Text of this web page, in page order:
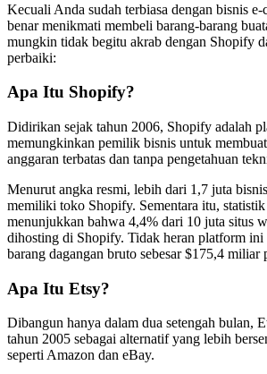
Kecuali Anda sudah terbiasa dengan bisnis e-
benar menikmati membeli barang-barang
mungkin tidak begitu akrab dengan Shopify
perbaiki:
Apa Itu Shopify?
Didirikan sejak tahun 2006, Shopify adalah
memungkinkan pemilik bisnis untuk
anggaran terbatas dan tanpa pengetahuan
Menurut angka resmi, lebih dari 1,7 juta
memiliki toko Shopify. Sementara itu,
menunjukkan bahwa 4,4% dari 10 juta situs
dihosting di Shopify. Tidak heran platform ini
barang dagangan bruto sebesar $175,4 miliar
Apa Itu Etsy?
Dibangun hanya dalam dua setengah bulan,
tahun 2005 sebagai alternatif yang lebih
seperti Amazon dan eBay.